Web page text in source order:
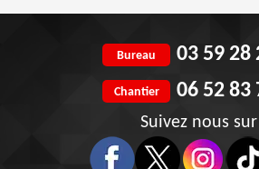
Bureau 03 59 28
Chantier 06 52 83
Suivez nous